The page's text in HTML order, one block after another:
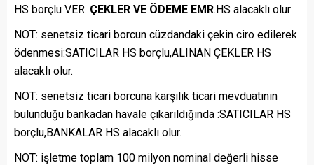
HS borçlu VER. ÇEKLER VE ÖDEME EMR.HS alacaklı olur
NOT: senetsiz ticari borcun cüzdandaki çekin ciro edilerek
ödenmesi:SATICILAR HS borçlu,ALINAN ÇEKLER HS
alacaklı olur.
NOT: senetsiz ticari borcuna karşılık ticari mevduatının
bulunduğu bankadan havale çıkarıldığında :SATICILAR HS
borçlu,BANKALAR HS alacaklı olur.
NOT: işletme toplam 100 milyon nominal değerli hisse